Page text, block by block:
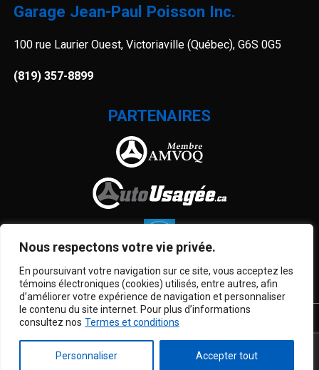
Nous respectons votre vie privée.
En poursuivant votre navigation sur ce site, vous acceptez les
témoins électroniques (cookies) utilisés, entre autres, afin
d’améliorer votre expérience de navigation et personnaliser
le contenu du site internet. Pour plus d’informations
consultez nos Termes et conditions
Personnaliser Accepter tout
Garage Jean-Paul Poisson Inc.
100 rue Laurier Ouest, Victoriaville (Québec), G6S 0G5
(819) 357-8899
PARTENAIRES
Termes et conditions| © Tous droits réservés 2026
Association des marchands de véhicules d'occasion du
AMVOQ ne se tient pas responsable du contenu, de la
publicité et des informations apparaissant sur ce site.